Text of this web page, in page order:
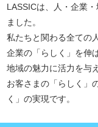
LASSICは、人・企業
ました。
私たちと関わる全ての
企業の「らしく」を伸
地域の魅力に活力を与
お客さまの「らしく」
く」の実現です。